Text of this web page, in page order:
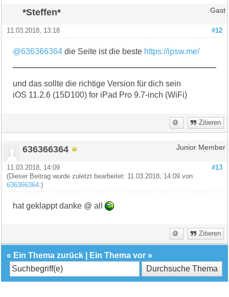
*Steffen* Gast
#12
11.03.2018, 13:18
@636366364 die Seite ist die beste https://ipsw.me/
und das sollte die richtige Version für dich sein
iOS 11.2.6 (15D100) for iPad Pro 9.7-inch (WiFi)
Zitieren
636366364 Junior Member
#13
11.03.2018, 14:09
(Dieser Beitrag wurde zuletzt bearbeitet: 11.03.2018, 14:09 von
636366364 .)
hat geklappt danke @ all
Zitieren
« Ein Thema zurück Ein Thema vor »